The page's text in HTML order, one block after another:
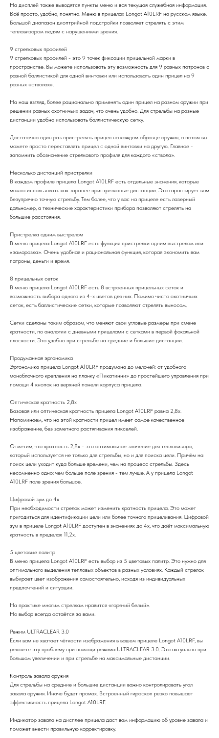
На дисплей также выводятся пункты меню и вся текущая служебная информация.
Всё просто, удобно, понятно. Меню в прицелах Longot A10LRF на русском языке.
Большой диапазон диоптрийной подстройки позволяет стрелять с этим
тепловизором людям с нарушениями зрения.
9 стрелковых профилей
9 стрелковых профилей - это 9 точек фиксации прицельной марки в
пространстве. Вы можете использовать эту возможность для 9 разных патронов с
разной баллистикой для одной винтовки или использовать один прицел на 9
разных «стволах».
На наш взгляд, более рационально применять один прицел на разном оружии при
решении разных охотничьих задач, что очень удобно. Для стрельбы на разные
дистанции удобно использовать баллистическую сетку.
Достаточно один раз пристрелять прицел на каждом образце оружия, а потом вы
можете просто переставлять прицел с одной винтовки на другую. Главное -
запомнить обозначение стрелкового профиля для каждого «ствола».
Несколько дистанций пристрелки
В каждом профиле прицела Longot A10LRF есть отдельные значения, которые
можно использовать как заранее пристрелянные дистанции. Это гарантирует вам
безупречно точную стрельбу. Тем более, что у вас на прицеле есть лазерный
дальномер, а технические характеристики прибора позволяют стрелять на
большие расстояния.
Пристрелка одним выстрелом
В меню прицела Longot A10LRF есть функция пристрелки одним выстрелом или
«заморозка». Очень удобная и рациональная функция, которая экономить вам
патроны, деньги и время.
8 прицельных сеток
В меню прицела Longot A10LRF есть 8 встроенных прицельных сеток и
возможность выбора одного из 4-х цветов для них. Помимо чисто охотничьих
сеток, есть баллистические сетки, которые позволяют стрелять выносом.
Сетки сделаны таким образом, что меняют свои угловые размеры при смене
кратности, по аналогии с дневными прицелами с сетками в первой фокальной
плоскости. Это удобно при стрельбе на средние и большие дистанции.
Продуманная эргономика
Эргономика прицела Longot A10LRF продумана до мелочей: от удобного
моноблочного крепления на планку «Пикатинни» до простейшего управления при
помощи 4 кнопок на верхней панели корпуса прицела.
Оптическая кратность 2,8х
Базовая или оптическая кратность прицела Longot A10LRF равна 2,8х.
Напоминаем, что на этой кратности прицел имеет самое качественное
изображение, без заметного растягивания пикселей.
Отметим, что кратность 2,8х - это оптимальное значение для тепловизора,
который используется не только для стрельбы, но и для поиска цели. Причём на
поиск цели уходит куда больше времени, чем на процесс стрельбы. Здесь
несомненно одно: чем больше поле зрения - тем лучше. А у прицела Longot
A10LRF поле зрения большое.
Цифровой зум до 4х
При необходимости стрелок может изменить кратность прицела. Это может
пригодиться для идентификации цели или более точного прицеливания. Цифровой
зум в прицеле Longot A10LRF доступен в значениях до 4х, что даёт максимальную
кратность в пределах 11,2х.
5 цветовые палитр
В меню прицела Longot A10LRF есть выбор из 5 цветовых палитр. Это нужно для
оптимального выделения тепловых объектов в разных условиях. Каждый стрелок
выбирает цвет изображения самостоятельно, исходя из индивидуальных
предпочтений и ситуации.
На практике многим стрелкам нравится «горячий белый».
Но выбор всегда остаётся за вами.
Режим ULTRACLEAR 3.0
Если вам не хватает чёткости изображения в вашем прицеле Longot A10LRF, вы
решаете эту проблему при помощи режима ULTRACLEAR 3.0. Это актуально при
большом увеличении и при стрельбе на максимальные дистанции.
Контроль завала оружия
Для стрельбы на средние и большие дистанции важно контролировать угол
завала оружия. Иначе будет промах. Встроенный гироскоп резко повышает
эффективность прицела Longot A10LRF.
Индикатор завала на дисплее прицела даст вам информацию об уровне завала и
поможет внести правильную корректировку.